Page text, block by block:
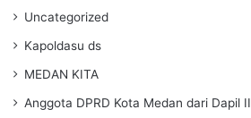
Uncategorized
Kapoldasu ds
MEDAN KITA
Anggota DPRD Kota Medan dari Dapil II